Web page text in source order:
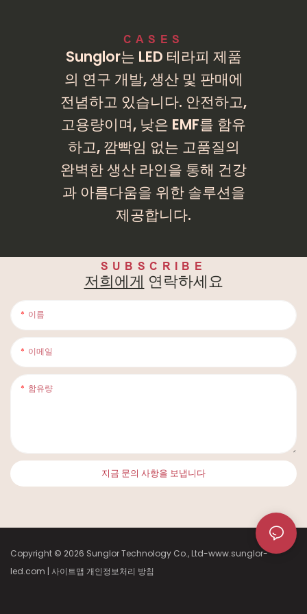
CASES
Sunglor는 LED 테라피 제품
의 연구 개발, 생산 및 판매에
전념하고 있습니다. 안전하고,
고용량이며, 낮은 EMF를 함유
하고, 깜빡임 없는 고품질의
완벽한 생산 라인을 통해 건강
과 아름다움을 위한 솔루션을
제공합니다.
SUBSCRIBE
저희에게 연락하세요
이름
이메일
함유량
지금 문의 사항을 보냅니다
Copyright © 2026 Sunglor Technology Co., Ltd-www.sunglor-
led.com | 사이트맵 개인정보처리 방침